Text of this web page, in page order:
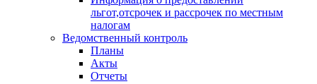
льгот,отсрочек и рассрочек по местным
налогам
Ведомственный контроль
Планы
Акты
Отчеты